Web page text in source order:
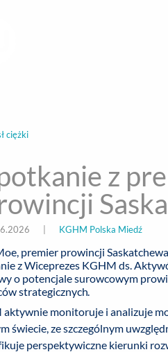
ciężki
z
KGHM Polska Miedź
premier prowincji
z Wiceprezes KGHM ds.
o potencjale surowcowym
strategicznych.
aktywnie monitoruje i analizuje
świecie, ze szczególnym
perspektywiczne kierunki